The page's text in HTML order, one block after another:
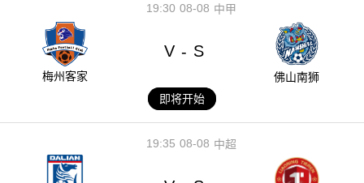
08-08
19:30 中甲
梅州客家
V - S
佛山南狮
即将开始
08-08
19:35 中超